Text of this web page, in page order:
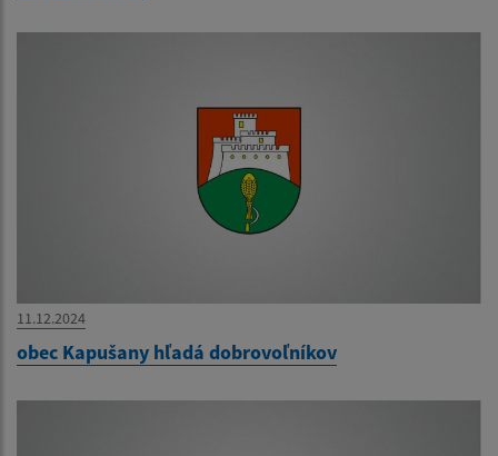
11.12.2024
obec Kapušany hľadá dobrovoľníkov